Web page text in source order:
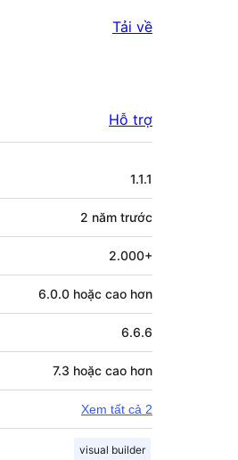
Tải về
Hỗ trợ
1.1.1
2 năm trước
2.000+
6.0.0 hoặc cao hơn
6.6.6
7.3 hoặc cao hơn
Xem tất cả 2
visual builder